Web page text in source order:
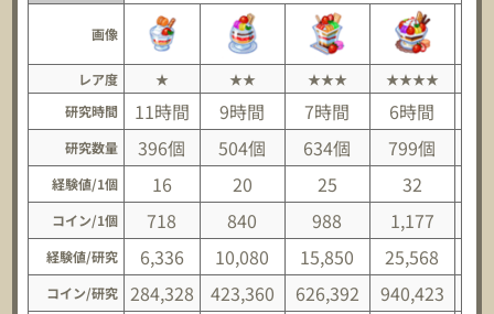
画像
レア度 ★ ★★ ★★★ ★★★★
研究時間
11時間 9時間 7時間 6時間
研究数量 396個 504個 634個 799個
経験値/1個 16 20 25 32
コイン/1個 718 840 988 1,177
経験値/研究 6,336 10,080 15,850 25,568
コイン/研究 284,328 423,360 626,392 940,423